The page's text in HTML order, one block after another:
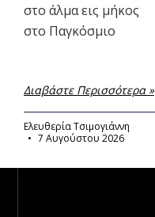
στο άλμα εις μήκος
στο Παγκόσμιο
Διαβάστε Περισσότερα »
Ελευθερία Τσιμογιάννη
7 Αυγούστου 2026